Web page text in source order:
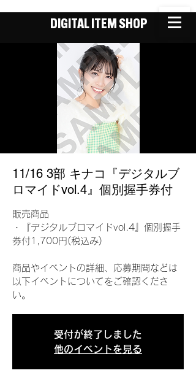
DIGITAL ITEM SHOP
11/16 3部 キナコ『デジタルブ
ロマイドvol.4』個別握手券付
販売商品
・『デジタルブロマイドvol.4』個別握手
券付1,700円(税込み)
商品やイベントの詳細、応募期間などは
以下イベントについてをご確認くださ
い。
受付が終了しました
他のイベントを見る